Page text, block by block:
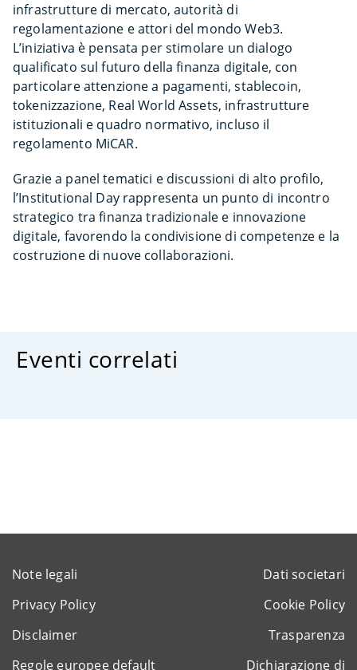
infrastrutture di mercato, autorità di
regolamentazione e attori del mondo Web3.
L’iniziativa è pensata per stimolare un dialogo
qualificato sul futuro della finanza digitale, con
particolare attenzione a pagamenti, stablecoin,
tokenizzazione, Real World Assets, infrastrutture
istituzionali e quadro normativo, incluso il
regolamento MiCAR.
Grazie a panel tematici e discussioni di alto profilo,
l’Institutional Day rappresenta un punto di incontro
strategico tra finanza tradizionale e innovazione
digitale, favorendo la condivisione di competenze e la
costruzione di nuove collaborazioni.
Eventi correlati
Note legali
Dati societari
Privacy Policy
Cookie Policy
Disclaimer
Trasparenza
Regole europee default
Dichiarazione di